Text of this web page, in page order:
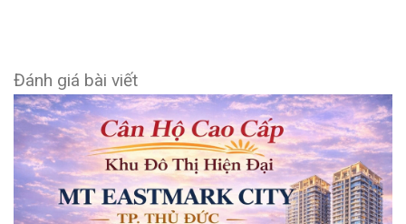
Đánh giá bài viết